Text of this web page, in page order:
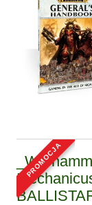
promocja